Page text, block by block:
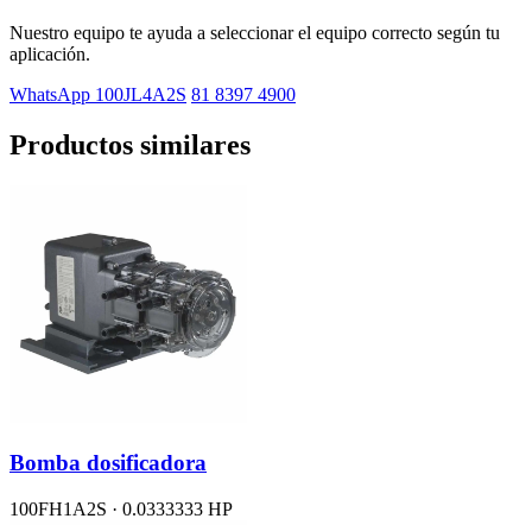
Nuestro equipo te ayuda a seleccionar el equipo correcto según tu
aplicación.
WhatsApp 100JL4A2S 81 8397 4900
Productos similares
Bomba dosificadora
100FH1A2S · 0.0333333 HP